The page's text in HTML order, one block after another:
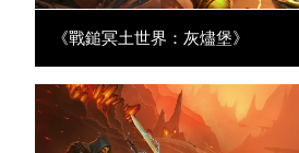
《戰鎚冥土世界：灰燼堡》